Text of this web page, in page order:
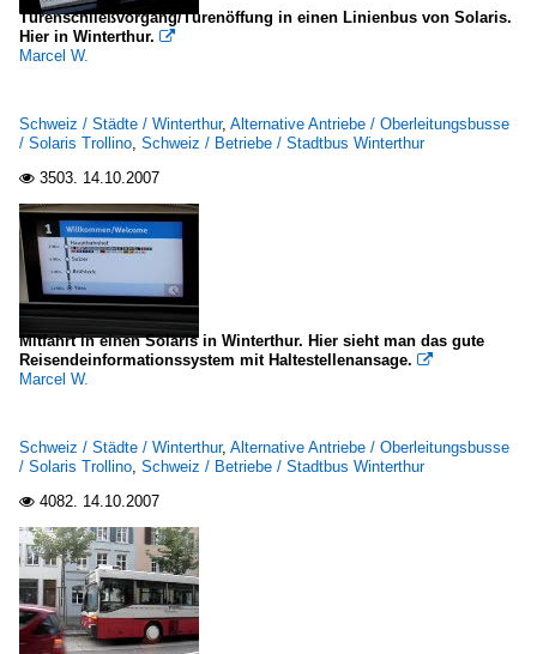
Türenschließvorgang/Türenöffung in einen Linienbus von Solaris.
Hier in Winterthur. 
Marcel W.
Schweiz / Städte / Winterthur, Alternative Antriebe / Oberleitungsbusse
/ Solaris Trollino, Schweiz / Betriebe / Stadtbus Winterthur
 3503. 14.10.2007
Mitfahrt in einen Solaris in Winterthur. Hier sieht man das gute
Reisendeinformationssystem mit Haltestellenansage. 
Marcel W.
Schweiz / Städte / Winterthur, Alternative Antriebe / Oberleitungsbusse
/ Solaris Trollino, Schweiz / Betriebe / Stadtbus Winterthur
 4082. 14.10.2007